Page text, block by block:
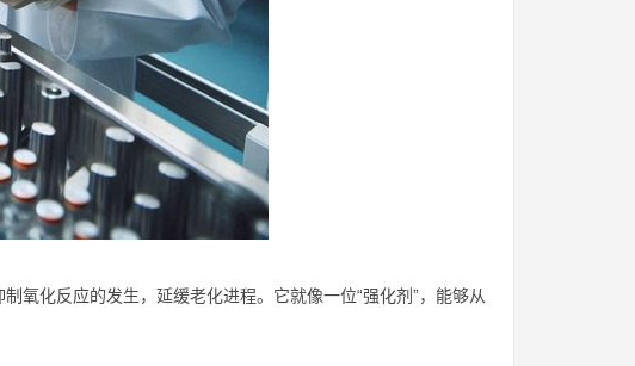
氧化反应的发生，延缓老化进程。它就像一位“强化剂”，能够从